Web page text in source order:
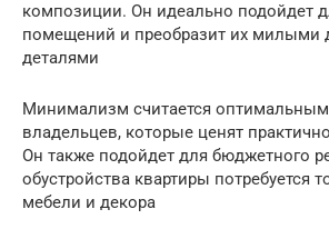
композиции. Он идеально подойдет
помещений и преобразит их милыми
деталями
Минимализм считается
владельцев, которые ценят
Он также подойдет для бюджетного
обустройства квартиры потребуется
мебели и декора